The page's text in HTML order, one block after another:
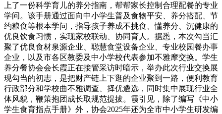
上了一份科学育儿的养分指南，帮帮家长控制合理配餐的专业
学问。该手册通过面向中小学生普及食物平安、养分搭配、节
约粮食等根本学问，指导孩子养成不挑食、懂养分、沉健康的
优良饮食习惯，实现家校联动、协同育人。据悉，本次勾当汇
聚了优良食材泉源企业、聪慧食堂设备企业、专业校园餐办事
企业，以及市各区教委及中小学校代表参加不雅摩交换。学生
养分餐协会会长霞正在接管采访时暗示，举办此次行业交换展
现勾当的初志，是把财产链上下逛的企业聚到一路，便利教育
行政部分和学校曲不雅调查、择优遴选，同时集中展现行业全
体风貌，鞭策抱团成长取规范提拔。霞引见，除了编写《中小
学生食育指点手册》外，协会2025年还为全市中小学生研发编